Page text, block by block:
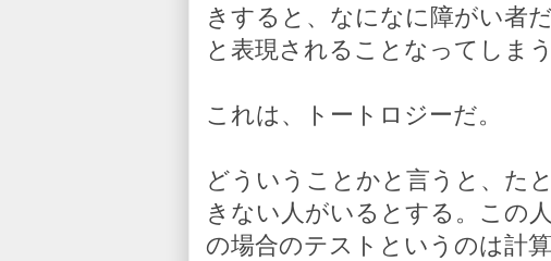
きすると、なになに障がい者
と表現されることなってしまう
これは、トートロジーだ。
どういうことかと言うと、た
きない人がいるとする。この
の場合のテストというのは計